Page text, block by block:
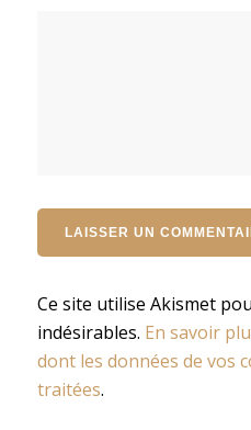
Ce site utilise Akismet
indésirables. En savoir
dont les données de vos
traitées.